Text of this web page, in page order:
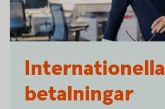
Internationella
betalningar